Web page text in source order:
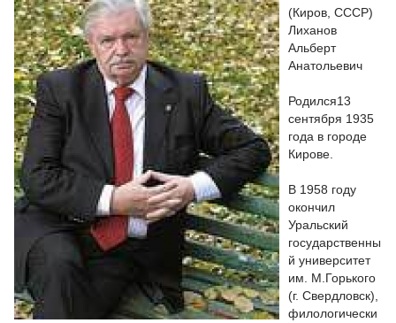
(Киров, СССР)
Лиханов
Альберт
Анатольевич
Родился13
сентября 1935
года в городе
Кирове.
В 1958 году
окончил
Уральский
государственны
й университет
им. М.Горького
(г. Свердловск),
филологически